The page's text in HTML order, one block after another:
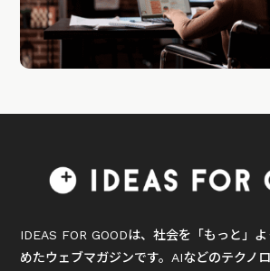
IDEAS FOR GOODは、社会を「もっと」
めたウェブマガジンです。AIなどのテクノ